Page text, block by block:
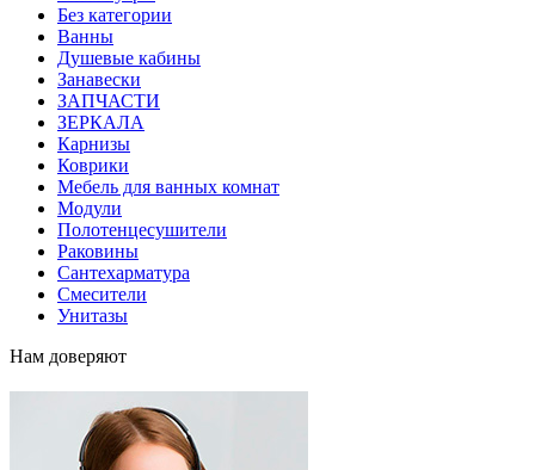
Без категории
Ванны
Душевые кабины
Занавески
ЗАПЧАСТИ
ЗЕРКАЛА
Карнизы
Коврики
Мебель для ванных комнат
Модули
Полотенцесушители
Раковины
Сантехарматура
Смесители
Унитазы
Нам доверяют